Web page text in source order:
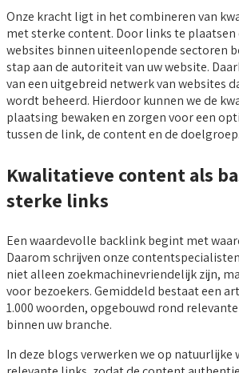
Onze kracht ligt in het combineren van
met sterke content. Door links te
websites binnen uiteenlopende sectoren
stap aan de autoriteit van uw website.
van een uitgebreid netwerk van websites
wordt beheerd. Hierdoor kunnen we de
plaatsing bewaken en zorgen voor een
tussen de link, de content en de doelgroep.
Kwalitatieve content als
sterke links
Een waardevolle backlink begint met
Daarom schrijven onze
niet alleen zoekmachinevriendelijk zijn,
voor bezoekers. Gemiddeld bestaat een
1.000 woorden, opgebouwd rond
binnen uw branche.
In deze blogs verwerken we op natuurlijke